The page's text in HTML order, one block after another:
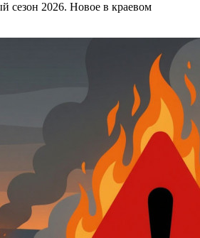
сезон 2026. Новое в краевом